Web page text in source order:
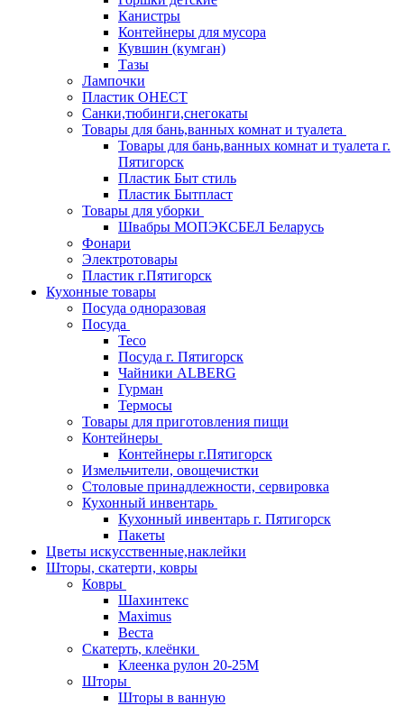
Канистры
Контейнеры для мусора
Кувшин (кумган)
Тазы
Лампочки
Пластик ОНЕСТ
Санки,тюбинги,снегокаты
Товары для бань,ванных комнат и туалета
Товары для бань,ванных комнат и туалета г.
Пятигорск
Пластик Быт стиль
Пластик Бытпласт
Товары для уборки
Швабры МОПЭКСБЕЛ Беларусь
Фонари
Электротовары
Пластик г.Пятигорск
Кухонные товары
Посуда одноразовая
Посуда
Teco
Посуда г. Пятигорск
Чайники ALBERG
Гурман
Термосы
Товары для приготовления пищи
Контейнеры
Контейнеры г.Пятигорск
Измельчители, овощечистки
Столовые принадлежности, сервировка
Кухонный инвентарь
Кухонный инвентарь г. Пятигорск
Пакеты
Цветы искусственные,наклейки
Шторы, скатерти, ковры
Ковры
Шахинтекс
Maximus
Веста
Скатерть, клеёнки
Клеенка рулон 20-25М
Шторы
Шторы в ванную